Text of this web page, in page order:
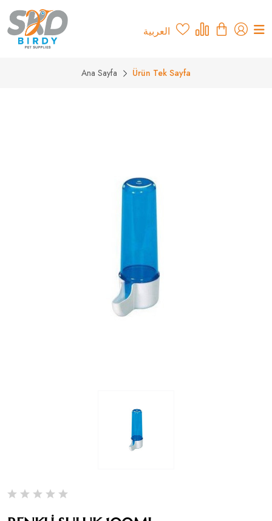
العربية
Ana Sayfa Ürün Tek Sayfa